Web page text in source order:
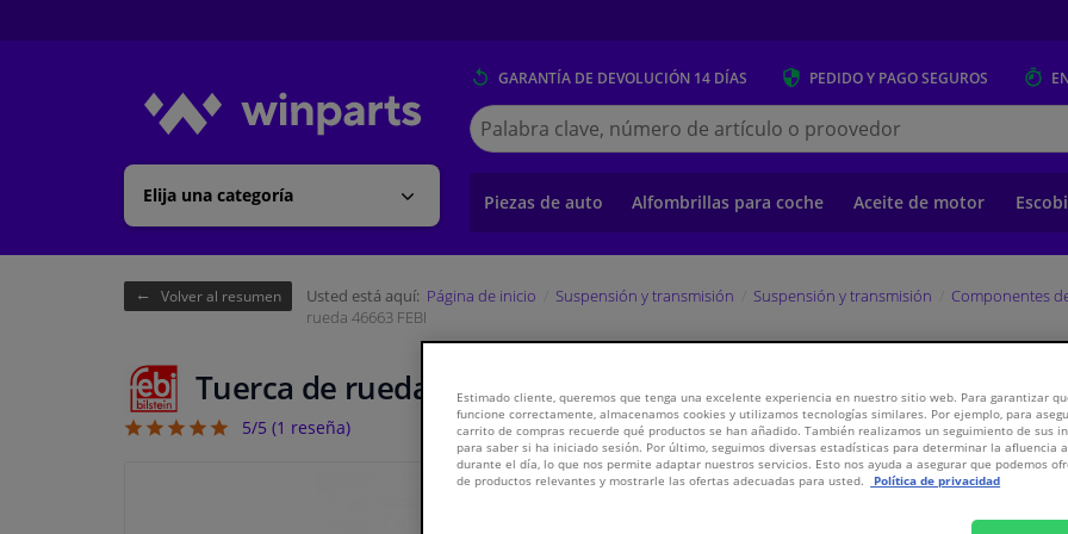
Elija una categoría
GARANTÍA DE DEVOLUCIÓN 14 DÍAS PEDIDO Y PAGOSEGUROS
Buscar
en
Winparts.es
Piezas de auto Alfombrillas para coche Aceite de motor
Volver al resumen Usted está aquí: Página de inicio Suspensión y transmisión Suspensión y transmisión Componentes
rueda 46663 FEBI
Tuerca de rueda 46663 FEBI
5/5 (1 reseña)
5,62€
Estimado cliente, queremos que tenga una excelente experiencia en nuestro sitio web. Para garantizar
funcione correctamente, almacenamos cookies y utilizamos tecnologías similares. Por ejemplo, para
carrito de compras recuerde qué productos se han añadido. También realizamos un seguimiento de sus
para saber si ha iniciado sesión. Por último, seguimos diversas estadísticas para determinar la afluencia
durante el día, lo que nos permite adaptar nuestros servicios. Esto nos ayuda a asegurar que podemos
de productos relevantes y mostrarle las ofertas adecuadas para usted.
Política de privacidad